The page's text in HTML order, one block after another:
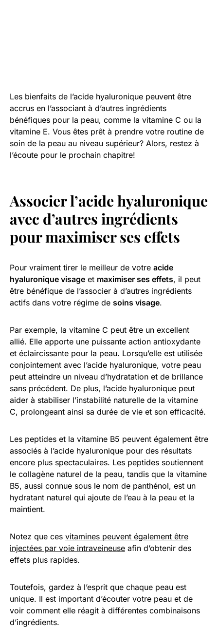
Les bienfaits de l’acide hyaluronique peuvent être
accrus en l’associant à d’autres ingrédients
bénéfiques pour la peau, comme la vitamine C ou la
vitamine E. Vous êtes prêt à prendre votre routine de
soin de la peau au niveau supérieur? Alors, restez à
l’écoute pour le prochain chapitre!
Associer l’acide hyaluronique
avec d’autres ingrédients
pour maximiser ses effets
Pour vraiment tirer le meilleur de votre acide
hyaluronique visage et maximiser ses effets, il peut
être bénéfique de l’associer à d’autres ingrédients
actifs dans votre régime de soins visage.
Par exemple, la vitamine C peut être un excellent
allié. Elle apporte une puissante action antioxydante
et éclaircissante pour la peau. Lorsqu’elle est utilisée
conjointement avec l’acide hyaluronique, votre peau
peut atteindre un niveau d’hydratation et de brillance
sans précédent. De plus, l’acide hyaluronique peut
aider à stabiliser l’instabilité naturelle de la vitamine
C, prolongeant ainsi sa durée de vie et son efficacité.
Les peptides et la vitamine B5 peuvent également être
associés à l’acide hyaluronique pour des résultats
encore plus spectaculaires. Les peptides soutiennent
le collagène naturel de la peau, tandis que la vitamine
B5, aussi connue sous le nom de panthénol, est un
hydratant naturel qui ajoute de l’eau à la peau et la
maintient.
Notez que ces vitamines peuvent également être
injectées par voie intraveineuse afin d’obtenir des
effets plus rapides.
Toutefois, gardez à l’esprit que chaque peau est
unique. Il est important d’écouter votre peau et de
voir comment elle réagit à différentes combinaisons
d’ingrédients.